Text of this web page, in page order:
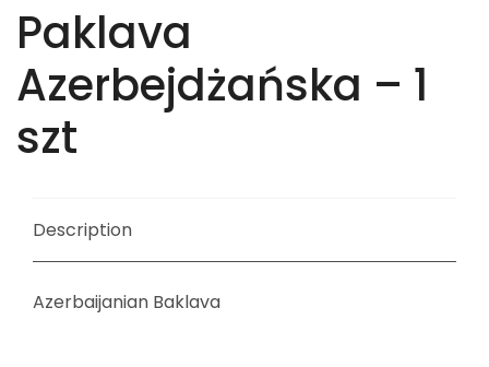
Paklava
Azerbejdżańska – 1
szt
Description
Azerbaijanian Baklava